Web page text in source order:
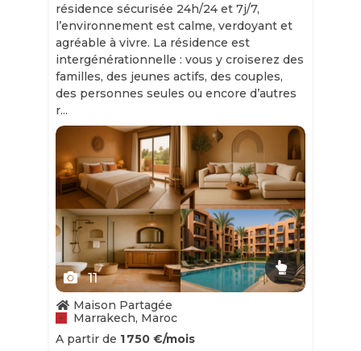
résidence sécurisée 24h/24 et 7j/7,
l’environnement est calme, verdoyant et
agréable à vivre. La résidence est
intergénérationnelle : vous y croiserez des
familles, des jeunes actifs, des couples,
des personnes seules ou encore d’autres
r...
Slide 1 of 11
11
Maison Partagée
Marrakech, Maroc
A partir de 1 750 €/mois